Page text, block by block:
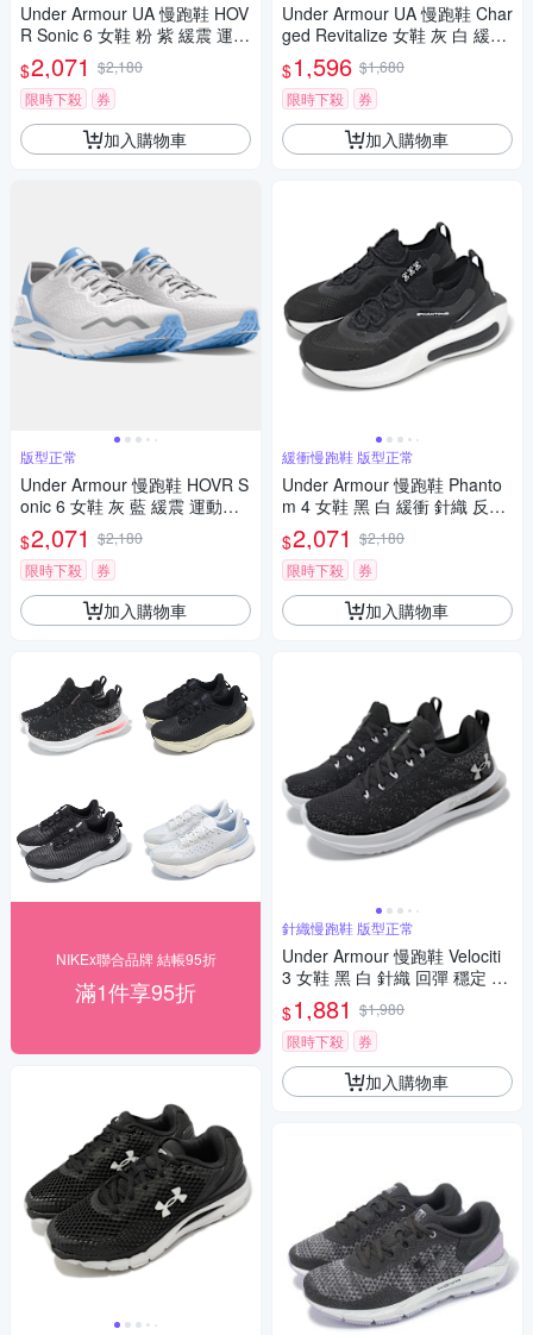
Under Armour UA 慢跑鞋 HOV
R Sonic 6 女鞋 粉 紫 緩震 運動
鞋 3026128603
$2,071 $2,180
限時下殺
券
加入購物車
版型正常
Under Armour 慢跑鞋 HOVR S
onic 6 女鞋 灰 藍 緩震 運動鞋
UA 3026128107
$2,071 $2,180
限時下殺
券
加入購物車
NIKEx聯合品牌 結帳95折
滿1件享95折
Under Armour UA 慢跑鞋 Char
ged Revitalize 女鞋 灰 白 緩震
運動鞋 3026683104
$1,596 $1,680
限時下殺
券
加入購物車
緩衝慢跑鞋 版型正常
Under Armour 慢跑鞋 Phanto
m 4 女鞋 黑 白 緩衝 針織 反光
運動鞋 UA 3027594003
$2,071 $2,180
限時下殺
券
加入購物車
針織慢跑鞋 版型正常
Under Armour 慢跑鞋 Velociti
3 女鞋 黑 白 針織 回彈 穩定 Fl
ow 路跑 運動鞋 UA 30261240
02
$1,881 $1,980
限時下殺
券
加入購物車